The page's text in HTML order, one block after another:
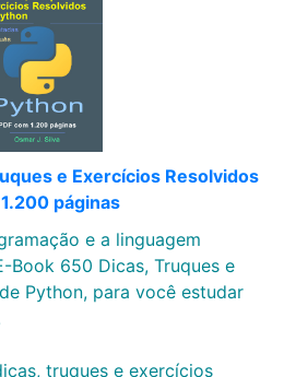
e Exercícios Resolvidos
páginas
e a linguagem
Book 650 Dicas, Truques e
Python, para você estudar
truques e exercícios